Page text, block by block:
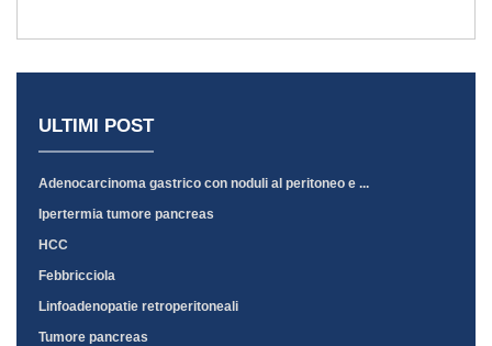
ULTIMI POST
Adenocarcinoma gastrico con noduli al peritoneo e ...
Ipertermia tumore pancreas
HCC
Febbricciola
Linfoadenopatie retroperitoneali
Tumore pancreas